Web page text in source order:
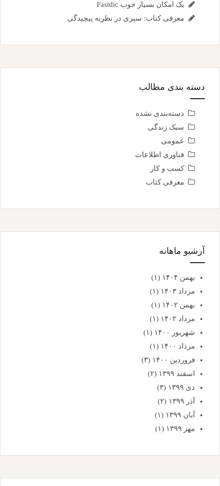
یک امکان بسیار خوب Fastdic
معرفی کتاب: سیری در نظریه پیچیدگی
دسته بندی مطالب
دسته‌بندی نشده
سبک زندگی
عمومی
فناوری اطلاعات
کسب و کار
معرفی کتاب
آرشیو ماهانه
بهمن ۱۴۰۴
(۱)
مرداد ۱۴۰۳
(۱)
بهمن ۱۴۰۲
(۱)
مرداد ۱۴۰۲
(۱)
شهریور ۱۴۰۰
(۱)
مرداد ۱۴۰۰
(۱)
فروردین ۱۴۰۰
(۳)
اسفند ۱۳۹۹
(۲)
دی ۱۳۹۹
(۳)
آذر ۱۳۹۹
(۲)
آبان ۱۳۹۹
(۱)
مهر ۱۳۹۹
(۱)